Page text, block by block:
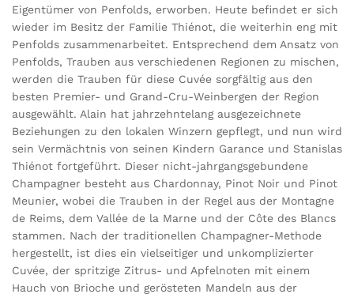
Eigentümer von Penfolds, erworben. Heute befindet er sich
wieder im Besitz der Familie Thiénot, die weiterhin eng mit
Penfolds zusammenarbeitet. Entsprechend dem Ansatz von
Penfolds, Trauben aus verschiedenen Regionen zu mischen,
werden die Trauben für diese Cuvée sorgfältig aus den
besten Premier- und Grand-Cru-Weinbergen der Region
ausgewählt. Alain hat jahrzehntelang ausgezeichnete
Beziehungen zu den lokalen Winzern gepflegt, und nun wird
sein Vermächtnis von seinen Kindern Garance und Stanislas
Thiénot fortgeführt. Dieser nicht-jahrgangsgebundene
Champagner besteht aus Chardonnay, Pinot Noir und Pinot
Meunier, wobei die Trauben in der Regel aus der Montagne
de Reims, dem Vallée de la Marne und der Côte des Blancs
stammen. Nach der traditionellen Champagner-Methode
hergestellt, ist dies ein vielseitiger und unkomplizierter
Cuvée, der spritzige Zitrus- und Apfelnoten mit einem
Hauch von Brioche und gerösteten Mandeln aus der